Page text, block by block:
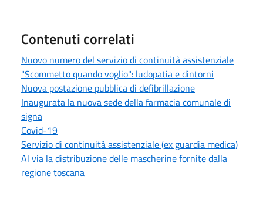
Contenuti correlati
Nuovo numero del servizio di continuità assistenziale
"Scommetto quando voglio": ludopatia e dintorni
Nuova postazione pubblica di defibrillazione
Inaugurata la nuova sede della farmacia comunale di
signa
Covid-19
Servizio di continuità assistenziale (ex guardia medica)
Al via la distribuzione delle mascherine fornite dalla
regione toscana